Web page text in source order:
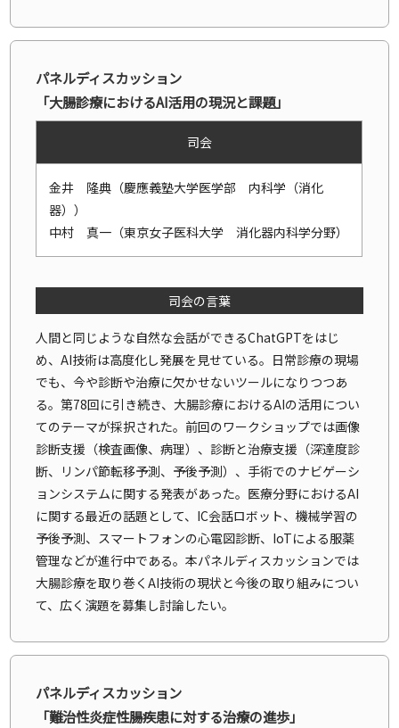
パネルディスカッション
「大腸診療におけるAI活用の現況と課題」
司会
金井 隆典（慶應義塾大学医学部 内科学（消化
器））
中村 真一（東京女子医科大学 消化器内科学分野）
司会の言葉
人間と同じような自然な会話ができるChatGPTをはじ
め、AI技術は高度化し発展を見せている。日常診療の現場
でも、今や診断や治療に欠かせないツールになりつつあ
る。第78回に引き続き、大腸診療におけるAIの活用につい
てのテーマが採択された。前回のワークショップでは画像
診断支援（検査画像、病理）、診断と治療支援（深達度診
断、リンパ節転移予測、予後予測）、手術でのナビゲーシ
ョンシステムに関する発表があった。医療分野におけるAI
に関する最近の話題として、IC会話ロボット、機械学習の
予後予測、スマートフォンの心電図診断、IoTによる服薬
管理などが進行中である。本パネルディスカッションでは
大腸診療を取り巻くAI技術の現状と今後の取り組みについ
て、広く演題を募集し討論したい。
パネルディスカッション
「難治性炎症性腸疾患に対する治療の進歩」